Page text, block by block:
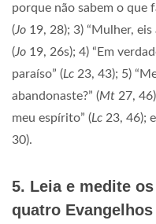
porque não sabem o que
(Jo 19, 28); 3) “Mulher,
(Jo 19, 26s); 4) “Em
paraíso” (Lc 23, 43); 5)
abandonaste?” (Mt 27,
meu espírito” (Lc 23, 46);
30).
5. Leia e medite
quatro Evangelhos